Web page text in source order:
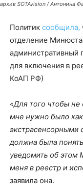
архив SOTAvision / Антонина
Политик сообщила,
отделение
административный
для включения в
КоАП РФ)
«Для того чтобы
мне нужно было
экстрасенсорными
должна была
уведомить об этом
меня в реестр и
заявила она.